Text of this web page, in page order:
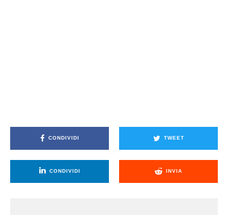
CONDIVIDI TWEET
CONDIVIDI INVIA